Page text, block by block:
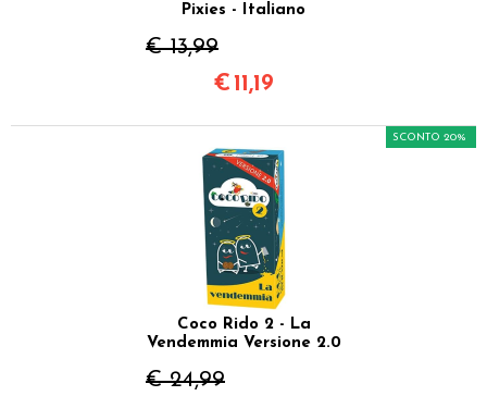
Pixies - Italiano
€ 13,99
€ 11,19
Coco Rido 2 - La
Vendemmia Versione 2.0
€ 24,99
SCONTO 20%